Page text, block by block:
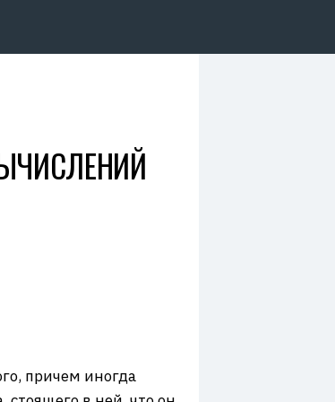
причем иногда